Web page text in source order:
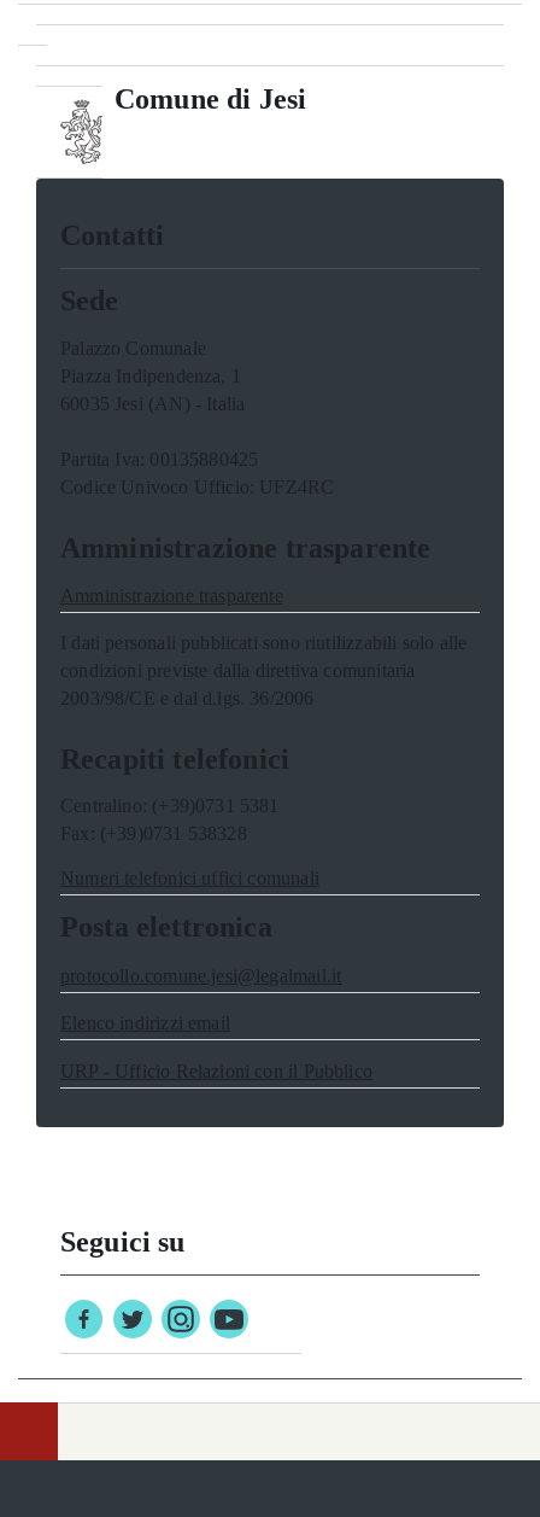
Comune di Jesi
Contatti
Sede
Palazzo Comunale
Piazza Indipendenza, 1
60035 Jesi (AN) - Italia
Partita Iva: 00135880425
Codice Univoco Ufficio: UFZ4RC
Amministrazione trasparente
Amministrazione trasparente
I dati personali pubblicati sono riutilizzabili solo alle
condizioni previste dalla direttiva comunitaria
2003/98/CE e dal d.lgs. 36/2006
Recapiti telefonici
Centralino: (+39)0731 5381
Fax: (+39)0731 538328
Numeri telefonici uffici comunali
Posta elettronica
protocollo.comune.jesi@legalmail.it
Elenco indirizzi email
URP - Ufficio Relazioni con il Pubblico
Seguici su